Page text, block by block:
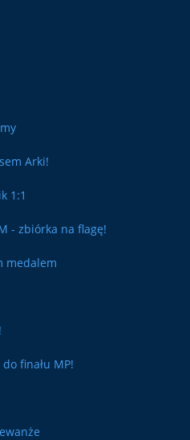
Arki!
1:1
- zbiórka na flagę!
medalem
finału MP!